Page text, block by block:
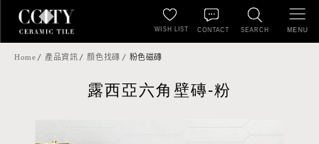
SEARCH
WISH LIST CONTACT MENU
Home 產品資訊 顏色找磚 粉色磁磚
露西亞六角壁磚-粉